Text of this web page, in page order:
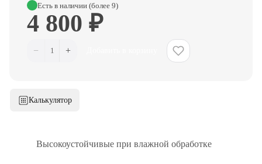
Есть в наличии (более 9)
4 800 ₽
− 1 +
Калькулятор
Высокоустойчивые при влажной обработке